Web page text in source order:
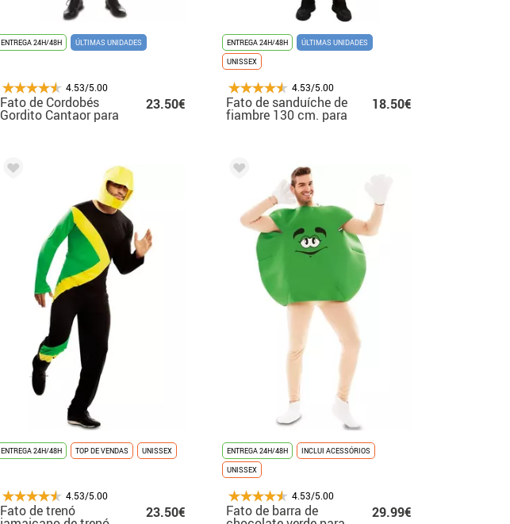
ENTREGA 24H/48H ÚLTIMAS UNIDADES
4.53/5.00
Fato de Cordobés
Gordito Cantaor para
23.50€
ENTREGA 24H/48H
ÚLTIMAS UNIDADES
UNISSEX
4.53/5.00
Fato de sanduíche de
fiambre 130 cm. para
18.50€
ENTREGA 24H/48H TOP DE VENDAS UNISSEX
4.53/5.00
Fato de trenó 23.50€
ENTREGA 24H/48H
INCLUI ACESSÓRIOS
UNISSEX
4.53/5.00
Fato de barra de 29.99€